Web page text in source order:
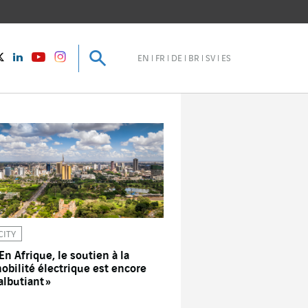
TwitterLinkedInYoutubeinstagram Recherche
EN FR DE BR SV ES
Recherche
Afrique, le soutien à la
électrique est encore
»